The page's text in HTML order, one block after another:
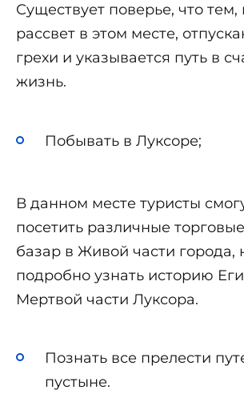
Существует поверье, что тем,
рассвет в этом месте,
грехи и указывается путь в
жизнь.
Побывать в Луксоре;
В данном месте туристы
посетить различные
базар в Живой части города,
подробно узнать историю
Мертвой части Луксора.
Познать все прелести
пустыне.